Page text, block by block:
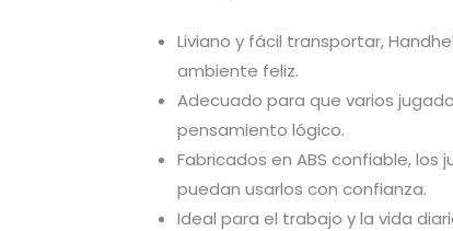
Liviano y fácil transportar,
ambiente feliz.
Adecuado para que varios
pensamiento lógico.
Fabricados en ABS confiable,
puedan usarlos con confianza.
Ideal para el trabajo y la vida